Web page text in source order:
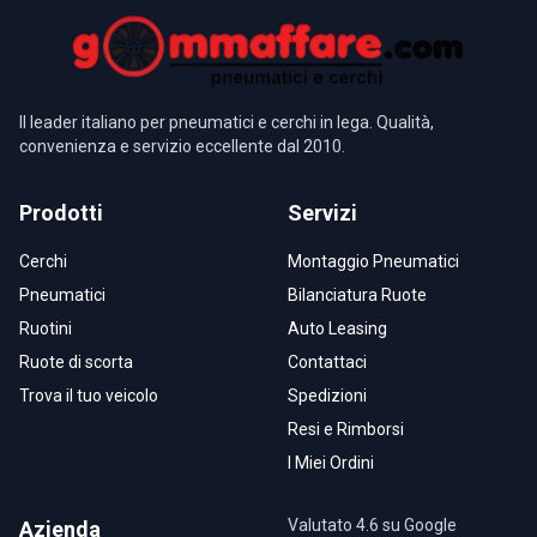
Il leader italiano per pneumatici e cerchi in lega. Qualità,
convenienza e servizio eccellente dal 2010.
Prodotti
Cerchi
Pneumatici
Ruotini
Ruote di scorta
Trova il tuo veicolo
Servizi
Montaggio Pneumatici
Bilanciatura Ruote
Auto Leasing
Contattaci
Spedizioni
Resi e Rimborsi
I Miei Ordini
Azienda Valutato 4.6 su Google